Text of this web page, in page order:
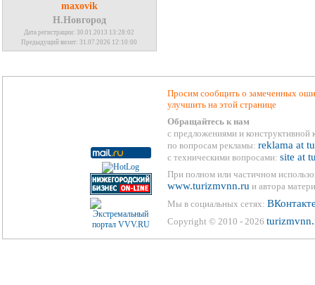
maxovik
Н.Новгород
Дата регистрации: 30.01.2013 13:28:02
Предыдущий визит: 31.07.2026 12:10:00
Просим сообщить о замеченных
улучшить на этой странице
Обращайтесь к нам
с предложениями и конструктивной
по вопросам рекламы: reklama at
с техническими вопросами: site at
При полном или частичном
www.turizmvnn.ru и автора
Мы в социальных сетях:
Copyright © 2010 - 2026